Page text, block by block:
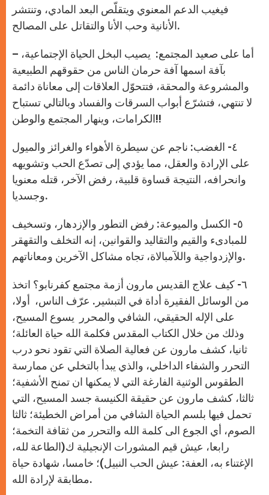
فيغيب الدعم المعنوي ويتقلّص البعد المادي، وتنتشر
الأنانية وحب الأنا والتقاتل على المصالح.
– أما على صعيد المجتمع: يصيب البخل الحياة الإجتماعية،
بآفة اسمها آفة حرمان الناس من حقوقهم الطبيعية
والمشروعة والمحقة، فتتحوّل العلاقات إلى معاناة دائمة
لا تنتهي، فتشرّع أبواب السرقات والفساد وبالتالي تستباح
الكرامات، وينهار المجتمع والوطن!!
٤- الغضب: ناجم عن سيطرة الأهواء والغرائز والميول
على الإرادة والعقل، مما يؤدي إلى تصدّع الحب وتشويهه
وانحرافه، النتيجة قساوة قلبية، رفض الآخر، قتله معنويا
وجسديا.
٥- الكسل والميوعة: رفض التطور والإزدهار، وتسخيف
للمبادىء والقيم والتقاليد والقوانين، إنه التخلف والتقهقر
والإزدواجية واللآمبالاة، تجاه مشاكل الآخرين ومعاناتهم.
٦- كيف علاج القديس مارون أزمة مجتمع كفرنابو؟ اتخذ
من الوسائل الفقيرة أداة في التبشير. عرّف الناس، أولا،
على الإله الحقيقي، الشافي والمحرر يسوع المسيح،
وذلك من خلال الكتاب المقدس فكلمة الله حياة العائلة؛
ثانيا، كشف مارون عن فعالية الصلاة التي تقود نحو درب
التحرر والشفاء الداخلي، والذي يبدأ بالتخلي عن ممارسة
الطقوس الوثنية الفارغة التي لا يمكنها ان تمنح الأشفية؛
ثالثا، كشف مارون عن حقيقة الكنيسة جسد المسيح، التي
تحمل فيها بلسم الحياة الشافي من أمراض الخطيئة؛ ثالثا
الصوم، أي الجوع الى كلمة الله والتحرر من ثقافة التخمة؛
رابعا، عيش قيم المشورات الإنجيلية ك(الطاعة لله،
الإغتناء به، العفة: عيش الحب النبيل)؛ خامسا، شهادة حياة
مطابقة لإرادة الله.